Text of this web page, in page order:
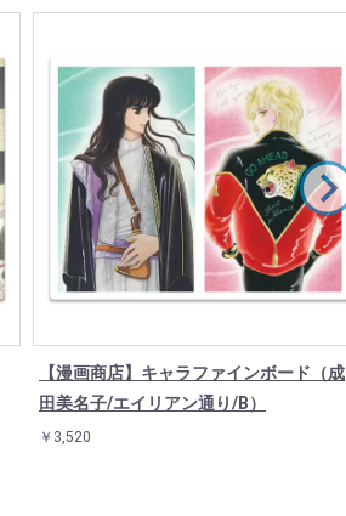
【漫画商店】キャラファインボード（成
田美名子/エイリアン通り/B）
￥3,520